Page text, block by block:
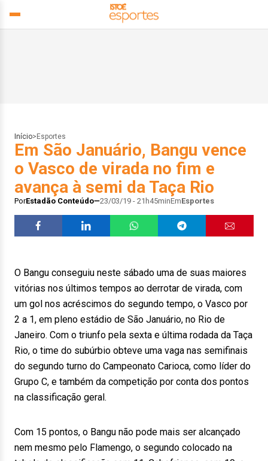
Início> Esportes
Em São Januário, Bangu vence
o Vasco de virada no fim e
avança à semi da Taça Rio
PorEstadão Conteúdo 23/03/19 - 21h45minEmEsportes
O Bangu conseguiu neste sábado uma de suas maiores
vitórias nos últimos tempos ao derrotar de virada, com
um gol nos acréscimos do segundo tempo, o Vasco por
2 a 1, em pleno estádio de São Januário, no Rio de
Janeiro. Com o triunfo pela sexta e última rodada da Taça
Rio, o time do subúrbio obteve uma vaga nas semifinais
do segundo turno do Campeonato Carioca, como líder do
Grupo C, e também da competição por conta dos pontos
na classificação geral.
Com 15 pontos, o Bangu não pode mais ser alcançado
nem mesmo pelo Flamengo, o segundo colocado na